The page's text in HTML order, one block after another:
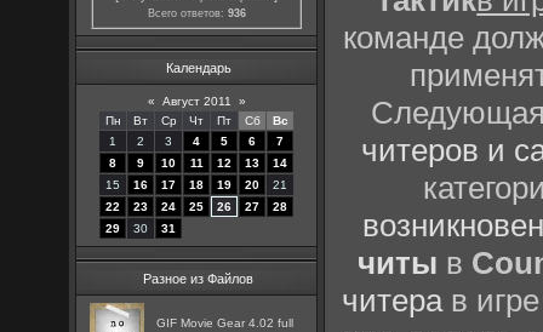
Всего ответов: 936
Календарь
« Август 2011
»
Пн
Вт Ср Чт Пт Сб
Вс
1
2 3 4 5 6
7
8
9 10 11 12 13
14
15
16 17 18 19 20
21
22
23 24 25 26 27
28
29
30 31
Разное из Файлов
GIF Movie Gear 4.02 full
команде
Следующая
читеров и
читы в
читерав